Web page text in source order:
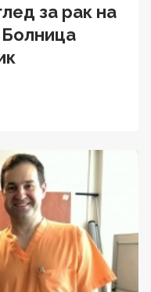
за рак на